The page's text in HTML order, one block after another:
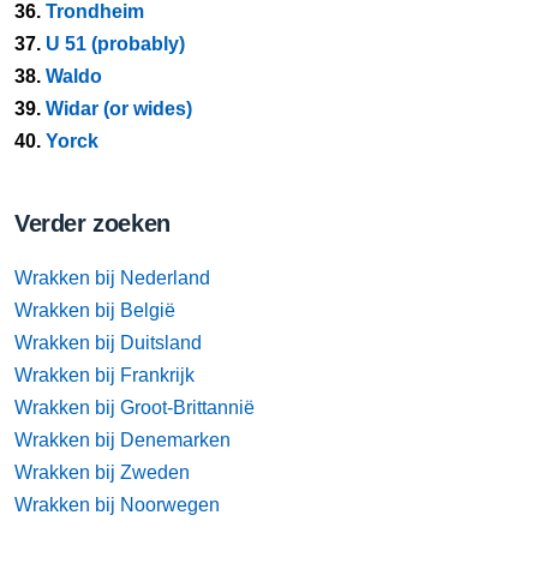
36. Trondheim
37. U 51 (probably)
38. Waldo
39. Widar (or wides)
40. Yorck
Verder zoeken
Wrakken bij Nederland
Wrakken bij België
Wrakken bij Duitsland
Wrakken bij Frankrijk
Wrakken bij Groot-Brittannië
Wrakken bij Denemarken
Wrakken bij Zweden
Wrakken bij Noorwegen